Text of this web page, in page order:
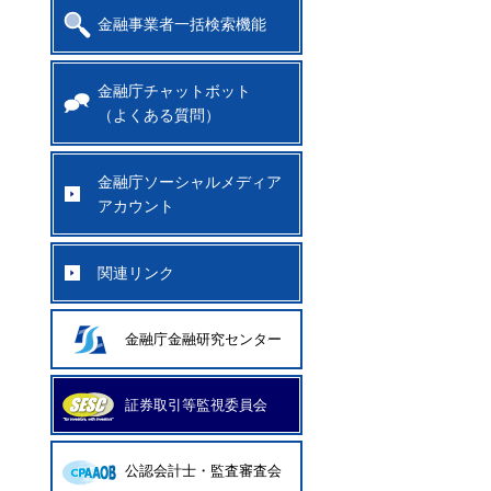
金融事業者一括検索機能
金融庁チャットボット
（よくある質問）
金融庁ソーシャルメディア
アカウント
関連リンク
金融庁金融研究センター
証券取引等監視委員会
公認会計士・監査審査会